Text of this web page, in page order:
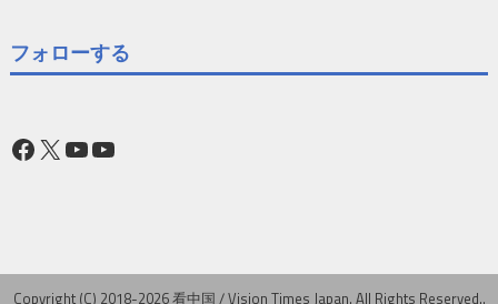
フォローする
Facebook
X YouTube
YouTube
Copyright (C) 2018-2026 看中国 / Vision Times Japan. All Rights Reserved..